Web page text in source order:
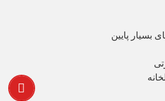
بسیار پایین